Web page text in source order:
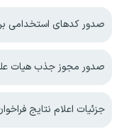
صدور کدهای استخدامی
صدور مجوز جذب هیات
جزئیات اعلام نتایج